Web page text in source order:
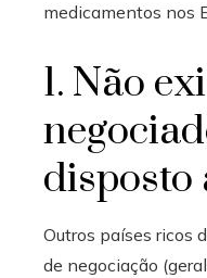
medicamentos nos
1. Não
disposto
Outros países ricos
de negociação